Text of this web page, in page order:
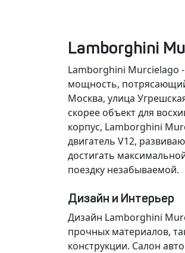
Lamborghini
Lamborghini Murcielago
мощность, потрясающий
Москва, улица
скорее объект для
корпус, Lamborghini
двигатель V12,
достигать
поездку незабываемой.
Дизайн и Интерьер
Дизайн Lamborghini
прочных материалов,
конструкции. Салон